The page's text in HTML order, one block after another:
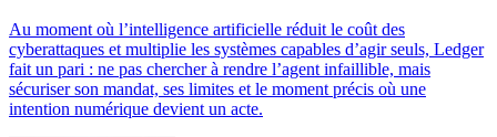
Au moment où l’intelligence artificielle réduit le coût des
cyberattaques et multiplie les systèmes capables d’agir seuls, Ledger
fait un pari : ne pas chercher à rendre l’agent infaillible, mais
sécuriser son mandat, ses limites et le moment précis où une
intention numérique devient un acte.